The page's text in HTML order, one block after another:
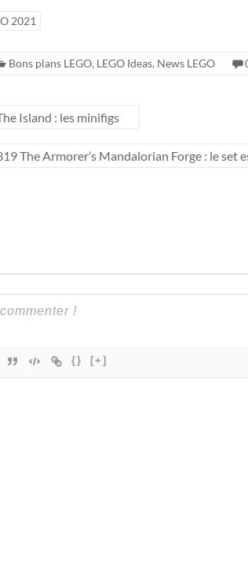
2021
Bons plans LEGO, LEGO Ideas, News LEGO
Island : les minifigs
The Armorer’s Mandalorian Forge : le set
{} [+]